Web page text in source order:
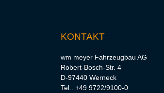
KONTAKT
wm meyer Fahrzeugbau AG
Robert-Bosch-Str. 4
D-97440 Werneck
Tel.: +49 9722/9100-0